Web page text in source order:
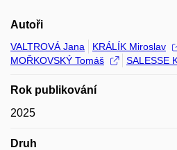
Autoři
VALTROVÁ Jana
KRÁLÍK Miroslav
MOŘKOVSKÝ Tomáš
SALESSE
Rok publikování
2025
Druh